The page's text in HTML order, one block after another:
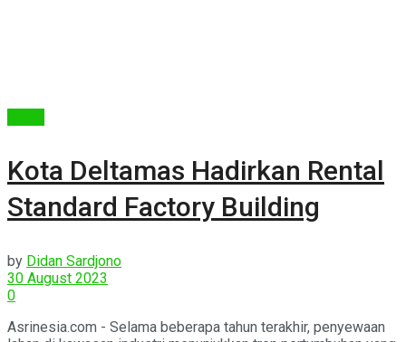
Kota Deltamas Hadirkan Rental
Standard Factory Building
by Didan Sardjono
30 August 2023
0
Asrinesia.com - Selama beberapa tahun terakhir, penyewaan